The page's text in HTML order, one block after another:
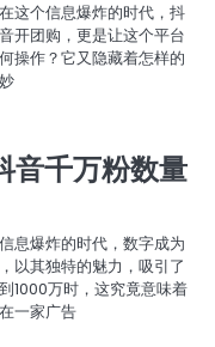
这个信息爆炸的时代，抖
开团购，更是让这个平台
操作？它又隐藏着怎样的
音千万粉数量
息爆炸的时代，数字成为
以其独特的魅力，吸引了
1000万时，这究竟意味着
一家广告